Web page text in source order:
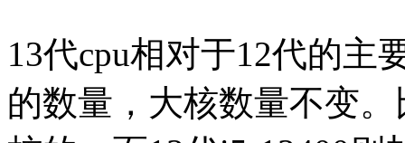
13代cpu相对于12代的主
的数量，大核数量不变